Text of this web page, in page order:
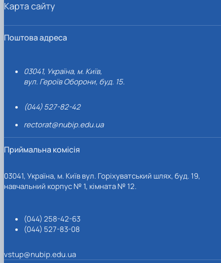
Поштова адреса
03041, Україна, м. Київ,
вул. Героїв Оборони, буд. 15.
(044) 527-82-42
rectorat@nubip.edu.ua
Приймальна комісія
03041, Україна, м. Київ вул. Горіхуватський шлях, буд. 19,
навчальний корпус № 1, кімната № 12.
(044) 258-42-63
(044) 527-83-08
vstup@nubip.edu.ua
Карта сайту